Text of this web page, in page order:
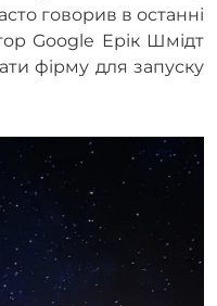
говорив в останні
Google Ерік Шмідт
фірму для запуску